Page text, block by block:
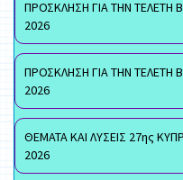
ΠΡΟΣΚΛΗΣΗ ΓΙΑ ΤΗΝ ΤΕΛΕΤΗ
2026
ΠΡΟΣΚΛΗΣΗ ΓΙΑ ΤΗΝ ΤΕΛΕΤΗ
2026
ΘΕΜΑΤΑ ΚΑΙ ΛΥΣΕΙΣ 27ης
2026